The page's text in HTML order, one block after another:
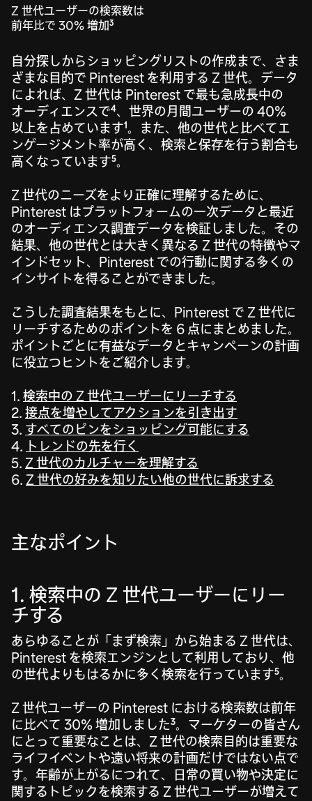
Z 世代ユーザーの検索数は
前年比で 30% 増加 3
自分探しからショッピングリストの作成まで、さま
ざまな目的で Pinterest を利用する Z 世代。データ
によれば、Z 世代は Pinterest で最も急成長中の
オーディエンスで4、世界の月間ユーザーの 40%
以上を占めています1 。また、他の世代と比べてエ
ンゲージメント率が高く、検索と保存を行う割合も
高くなっています5。
Z 世代のニーズをより正確に理解するために、
Pinterest はプラットフォームの一次データと最近
のオーディエンス調査データを検証しました。その
結果、他の世代とは大きく異なる Z 世代の特徴やマ
インドセット、Pinterest での行動に関する多くの
インサイトを得ることができました。
こうした調査結果をもとに、Pinterest で Z 世代に
リーチするためのポイントを 6 点にまとめました。
ポイントごとに有益なデータとキャンペーンの計画
に役立つヒントをご紹介します。
1. 検索中の Z 世代ユーザーにリーチする
2. 接点を増やしてアクションを引き出す
3. すべてのピンをショッピング可能にする
4.
トレンドの先を行く
5. Z 世代のカルチャーを理解する
6. Z 世代の好みを知りたい他の世代に訴求する
主なポイント
1. 検索中の Z 世代ユーザーにリー
チする
あらゆることが「まず検索」から始まる Z 世代は、
Pinterest を検索エンジンとして利用しており、他
の世代よりもはるかに多く検索を行っています5。
Z 世代ユーザーの Pinterest における検索数は前年
に比べて 30% 増加しました 3。マーケターの皆さん
にとって重要なことは、Z 世代の検索目的は重要な
ライフイベントや遠い将来の計画だけではない点で
す。年齢が上がるにつれて、日常の買い物や決定に
関するトピックを検索する Z 世代ユーザーが増えて